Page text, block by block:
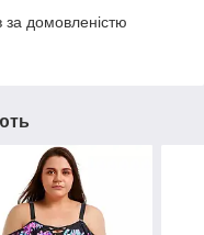
домовленістю